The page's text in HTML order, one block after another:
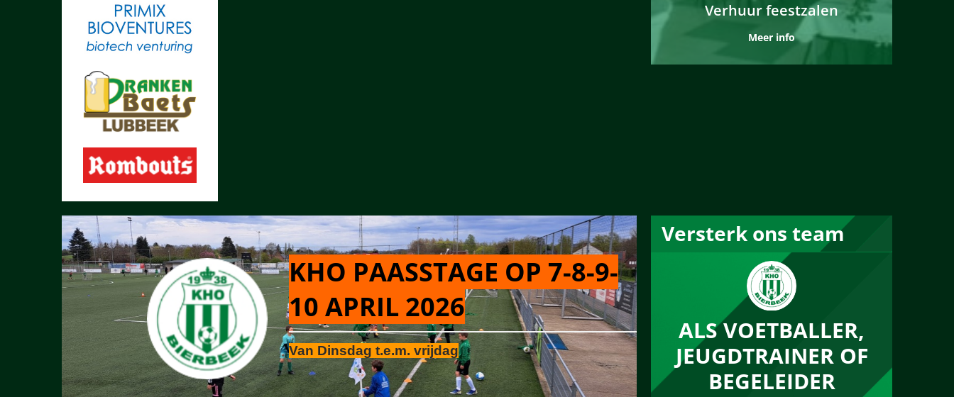
Verhuur feestzalen
Meer info
KHO PAASSTAGE OP 7-8-9-
10 APRIL 2026
Van Dinsdag t.e.m. vrijdag
Versterk ons team
ALS VOETBALLER,
JEUGDTRAINER OF
BEGELEIDER